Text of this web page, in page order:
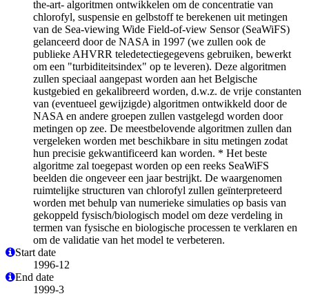
the-art- algoritmen ontwikkelen om de concentratie van
chlorofyl, suspensie en gelbstoff te berekenen uit metingen
van de Sea-viewing Wide Field-of-view Sensor (SeaWiFS)
gelanceerd door de NASA in 1997 (we zullen ook de
publieke AHVRR teledetectiegegevens gebruiken, bewerkt
om een "turbiditeitsindex" op te leveren). Deze algoritmen
zullen speciaal aangepast worden aan het Belgische
kustgebied en gekalibreerd worden, d.w.z. de vrije constanten
van (eventueel gewijzigde) algoritmen ontwikkeld door de
NASA en andere groepen zullen vastgelegd worden door
metingen op zee. De meestbelovende algoritmen zullen dan
vergeleken worden met beschikbare in situ metingen zodat
hun precisie gekwantificeerd kan worden. * Het beste
algoritme zal toegepast worden op een reeks SeaWiFS
beelden die ongeveer een jaar bestrijkt. De waargenomen
ruimtelijke structuren van chlorofyl zullen geïnterpreteerd
worden met behulp van numerieke simulaties op basis van
gekoppeld fysisch/biologisch model om deze verdeling in
termen van fysische en biologische processen te verklaren en
om de validatie van het model te verbeteren.
Start date
1996-12
End date
1999-3